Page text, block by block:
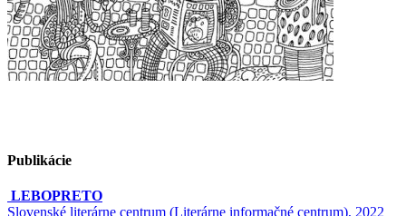
Publikácie
LEBOPRETO
Slovenské literárne centrum (Literárne informačné centrum), 2022